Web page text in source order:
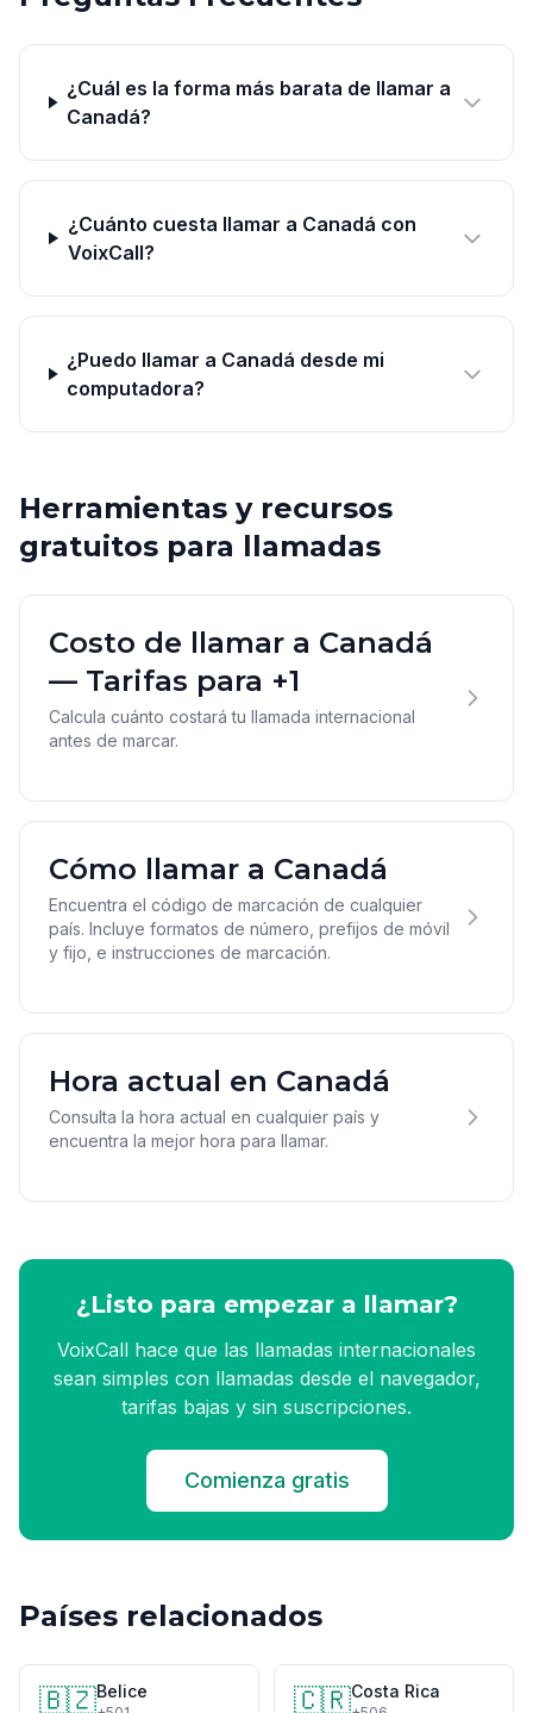
¿Cuál es la forma más barata de llamar a
Canadá?
¿Cuánto cuesta llamar a Canadá con
VoixCall?
¿Puedo llamar a Canadá desde mi
computadora?
Herramientas y recursos
gratuitos para llamadas
Costo de llamar a Canadá
— Tarifas para +1
Calcula cuánto costará tu llamada internacional
antes de marcar.
Cómo llamar a Canadá
Encuentra el código de marcación de cualquier
país. Incluye formatos de número, prefijos de móvil
y fijo, e instrucciones de marcación.
Hora actual en Canadá
Consulta la hora actual en cualquier país y
encuentra la mejor hora para llamar.
¿Listo para empezar a llamar?
VoixCall hace que las llamadas internacionales
sean simples con llamadas desde el navegador,
tarifas bajas y sin suscripciones.
Comienza gratis
Países relacionados
🇧🇿Belice 🇨🇷Costa Rica